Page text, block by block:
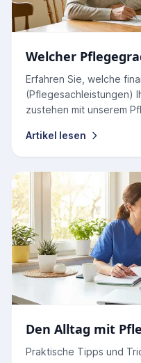
Welcher
Erfahren Sie, welche
(Pflegesachleistungen)
zustehen mit unserem
Artikel lesen
Den Alltag mit
Praktische Tipps und